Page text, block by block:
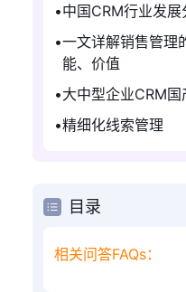
中国CRM行业发展
一文详解销售管理
能、价值
大中型企业CRM
精细化线索管理
目录
相关问答FAQs：